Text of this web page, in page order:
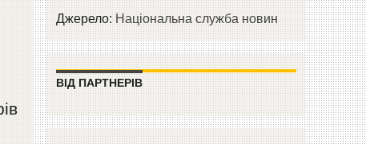
Джерело:Національна служба новин
ВІД ПАРТНЕРІВ